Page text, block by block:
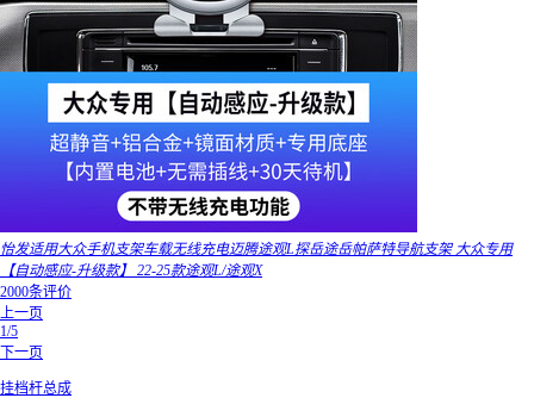
怡发适用大众手机支架车载无线充电迈腾途观L探岳途岳帕萨特导航支架 大众专用
【自动感应-升级款】 22-25款途观L/途观X
2000条评价
上一页
1/5
下一页
挂档杆总成